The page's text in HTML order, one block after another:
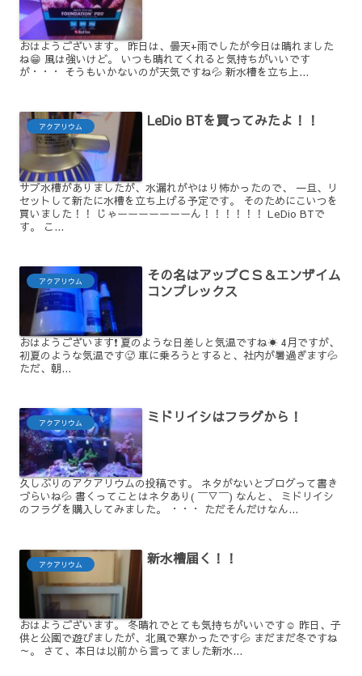
おはようございます。 昨日は、曇天+雨でしたが今日は晴れました
ね😁 風は強いけど。 いつも晴れてくれると気持ちがいいです
が・・・ そうもいかないのが天気ですね💦 新水槽を立ち上...
アクアリウム LeDio BTを買ってみたよ！！
サブ水槽がありましたが、水漏れがやはり怖かったので、 一旦、リ
セットして新たに水槽を立ち上げる予定です。 そのためにこいつを
買いました！！ じゃーーーーーーーん！！！！！！ LeDio BTで
す。 こ...
アクアリウム
その名はアップＣＳ＆エンザイム
コンプレックス
おはようございます❗ 夏のような日差しと気温ですね☀️ 4月ですが、
初夏のような気温です🥵 車に乗ろうとすると、社内が暑過ぎます💦
ただ、朝...
アクアリウム ミドリイシはフラグから！
久しぶりのアクアリウムの投稿です。 ネタがないとブログって書き
づらいね💦 書くってことはネタあり( ￣▽￣) なんと、 ミドリイシ
のフラグを購入してみました。 ・・・ ただそんだけなん...
アクアリウム 新水槽届く！！
おはようございます。 冬晴れでとても気持ちがいいです☺️ 昨日、子
供と公園で遊びましたが、北風で寒かったです💦 まだまだ冬ですね
～。 さて、本日は以前から言ってました新水...